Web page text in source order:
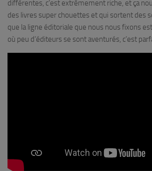
différentes, c’est extrêmement riche, et ça
des livres super chouettes et qui sortent des
que la ligne éditoriale que nous nous fixons
où peu d’éditeurs se sont aventurés, c’est